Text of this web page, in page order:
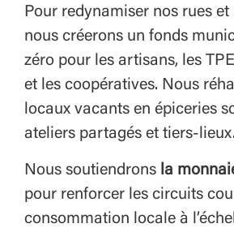
Pour redynamiser nos rues
nous créerons un fonds
zéro pour les artisans, les
et les coopératives. Nous
locaux vacants en épiceries
ateliers partagés et tiers-lieux.
Nous soutiendrons la
pour renforcer les circuits
consommation locale à